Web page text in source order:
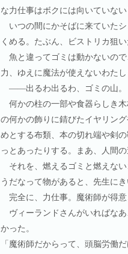
な力仕事はボクには向いていない
いつの間にかそばに来ていた
くめる。たぶん、ビストリカ狙い
魚と違ってゴミは動かないの
力、ゆえに魔法が使えないわたし
――出るわ出るわ、ゴミの山。
何かの柱の一部や食器らしき
の何かの飾りに錆びたイヤリン
めとする布類、本の切れ端や剣
っとあったりする。まあ、人間
それを、燃えるゴミと燃えな
うだなって物があると、先生に
完全に、力仕事。魔術師が得意
ヴィーランドさんがいればな
かった。
「魔術師だからって、頭脳労働